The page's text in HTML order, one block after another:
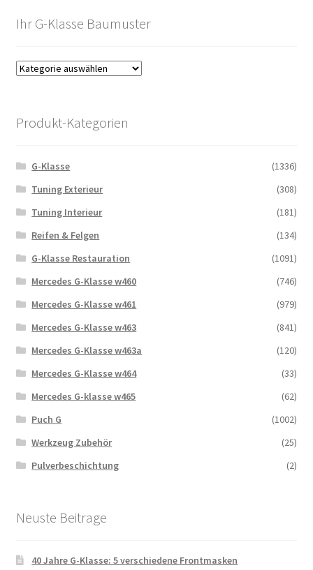
Ihr G-Klasse Baumuster
Produkt-Kategorien
G-Klasse
(1336)
Tuning Exterieur
(308)
Tuning Interieur
(181)
Reifen & Felgen
(134)
G-Klasse Restauration
(1091)
Mercedes G-Klasse w460
(746)
Mercedes G-Klasse w461
(979)
Mercedes G-Klasse w463
(841)
Mercedes G-Klasse w463a
(120)
Mercedes G-Klasse w464
(33)
Mercedes G-klasse w465
(62)
Puch G
(1002)
Werkzeug Zubehör
(25)
Pulverbeschichtung
(2)
Neuste Beitrage
40 Jahre G-Klasse: 5 verschiedene Frontmasken